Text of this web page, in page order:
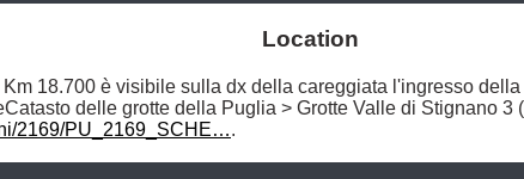
Location
18.700 è visibile sulla dx della careggiata l'ingresso
2169/PU_2169_SCHE….